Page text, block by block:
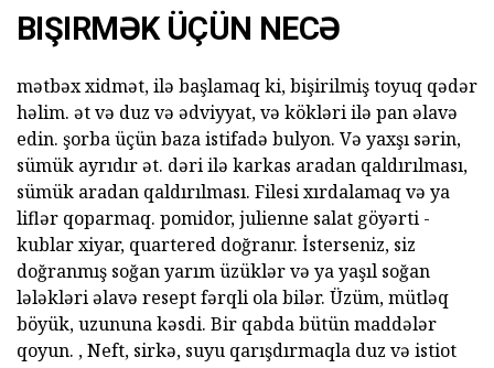
BIŞIRMƏK ÜÇÜN NECƏ
mətbəx xidmət, ilə başlamaq ki, bişirilmiş toyuq qədər
həlim. ət və duz və ədviyyat, və kökləri ilə pan əlavə
edin. şorba üçün baza istifadə bulyon. Və yaxşı sərin,
sümük ayrıdır ət. dəri ilə karkas aradan qaldırılması,
sümük aradan qaldırılması. Filesi xırdalamaq və ya
liflər qoparmaq. pomidor, julienne salat göyərti -
kublar xiyar, quartered doğranır. İsterseniz, siz
doğranmış soğan yarım üzüklər və ya yaşıl soğan
lələkləri əlavə resept fərqli ola bilər. Üzüm, mütləq
böyük, uzununa kəsdi. Bir qabda bütün maddələr
qoyun. , Neft, sirkə, suyu qarışdırmaqla duz və istiot